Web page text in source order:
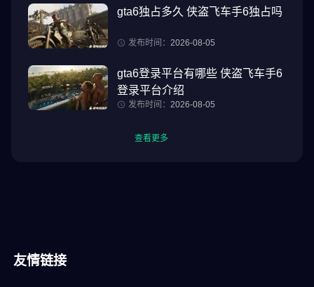
gta6独占多久 侠盗飞车手6独占吗
发布时间： 2026-08-05
gta6登录平台有哪些 侠盗飞车手6
登录平台介绍
发布时间： 2026-08-05
查看更多
友情链接